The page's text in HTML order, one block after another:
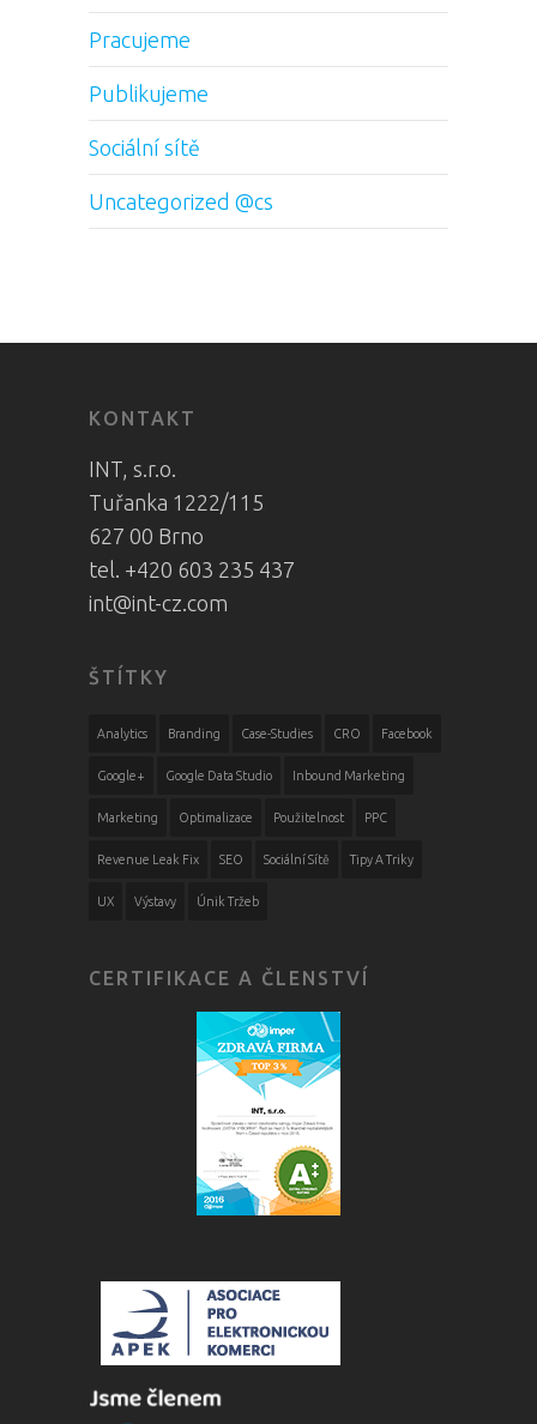
Pracujeme
Publikujeme
Sociální sítě
Uncategorized @cs
KONTAKT
INT, s.r.o.
Tuřanka 1222/115
627 00 Brno
tel. +420 603 235 437
int@int-cz.com
ŠTÍTKY
Analytics Branding Case-Studies CRO Facebook
Google+ Google Data Studio Inbound Marketing
Marketing Optimalizace Použitelnost PPC
Revenue Leak Fix SEO Sociální Sítě Tipy A Triky
UX Výstavy Únik Tržeb
CERTIFIKACE A ČLENSTVÍ